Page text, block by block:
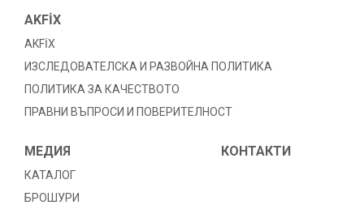
AKFİX
AKFİX
ИЗСЛЕДОВАТЕЛСКА И РАЗВОЙНА ПОЛИТИКА
ПОЛИТИКА ЗА КАЧЕСТВОТО
ПРАВНИ ВЪПРОСИ И ПОВЕРИТЕЛНОСТ
МЕДИЯ
КАТАЛОГ
БРОШУРИ
КОНТАКТИ